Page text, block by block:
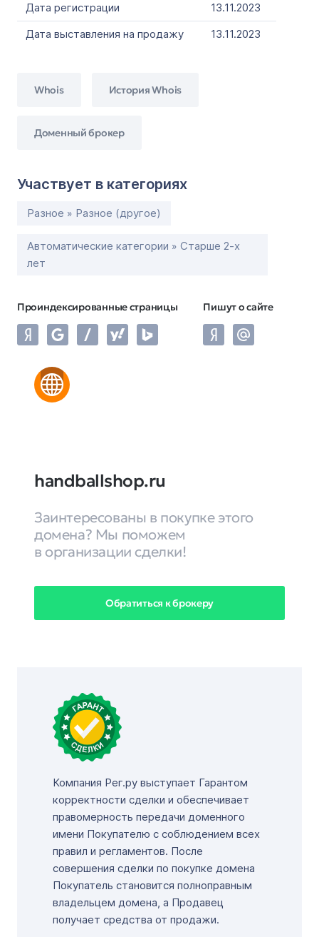
Дата регистрации
13.11.2023
Дата выставления на продажу
13.11.2023
Whois История Whois
Доменный брокер
Участвует в категориях
Разное » Разное (другое)
Автоматические категории » Старше 2-х
лет
Проиндексированные страницы Пишут о сайте
handballshop.ru
Заинтересованы в покупке этого
домена? Мы поможем
в организации сделки!
Обратиться к брокеру
Компания Рег.ру выступает Гарантом
корректности сделки и обеспечивает
правомерность передачи доменного
имени Покупателю с соблюдением всех
правил и регламентов. После
совершения сделки по покупке домена
Покупатель становится полноправным
владельцем домена, а Продавец
получает средства от продажи.